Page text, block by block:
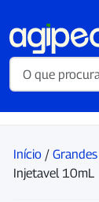
Início /
Injetavel 10mL